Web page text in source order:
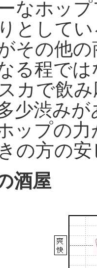
なホッ
として
その他の
る程で
カで飲
少渋みが
ップの
の方の
酒屋